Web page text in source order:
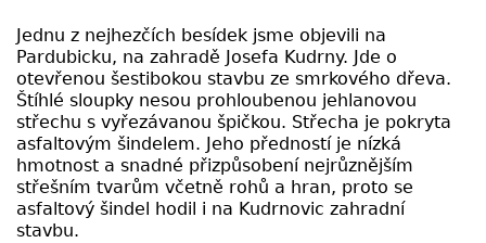
Jednu z nejhezčích besídek jsme objevili na
Pardubicku, na zahradě Josefa Kudrny. Jde o
otevřenou šestibokou stavbu ze smrkového dřeva.
Štíhlé sloupky nesou prohloubenou jehlanovou
střechu s vyřezávanou špičkou. Střecha je pokryta
asfaltovým šindelem. Jeho předností je nízká
hmotnost a snadné přizpůsobení nejrůznějším
střešním tvarům včetně rohů a hran, proto se
asfaltový šindel hodil i na Kudrnovic zahradní
stavbu.